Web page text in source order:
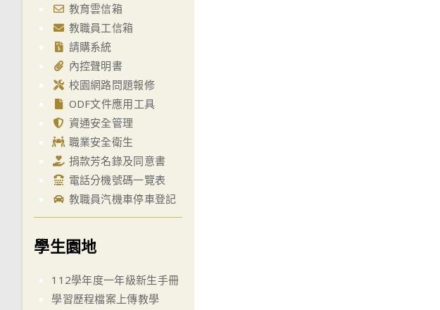
教育雲信箱
教職員工信箱
請購系統
內控聲明書
校園網路問題報修
ODF文件應用工具
資通安全管理
職業安全衛生
捐款芳名錄及同意書
電話分機號碼一覽表
教職員汽機車停車登記
學生園地
112學年度一年級新生手冊
學習歷程檔案上傳教學